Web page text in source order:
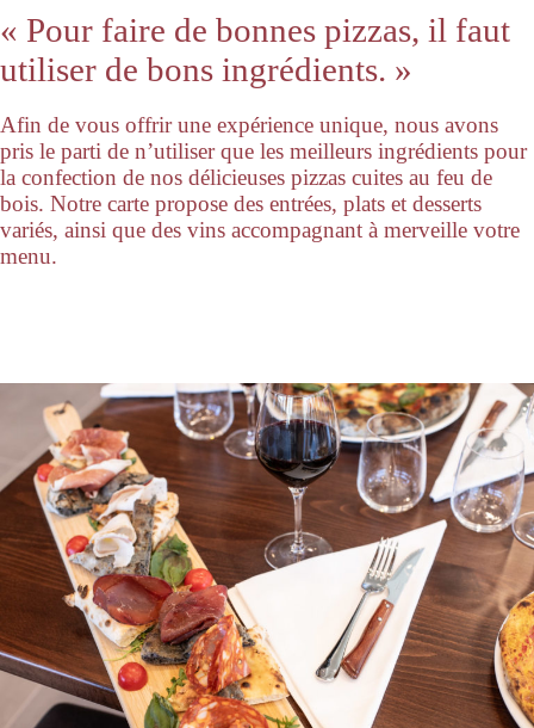
« Pour faire de bonnes pizzas, il faut
utiliser de bons ingrédients. »
Afin de vous offrir une expérience unique, nous avons
pris le parti de n’utiliser que les meilleurs ingrédients pour
la confection de nos délicieuses pizzas cuites au feu de
bois. Notre carte propose des entrées, plats et desserts
variés, ainsi que des vins accompagnant à merveille votre
menu.